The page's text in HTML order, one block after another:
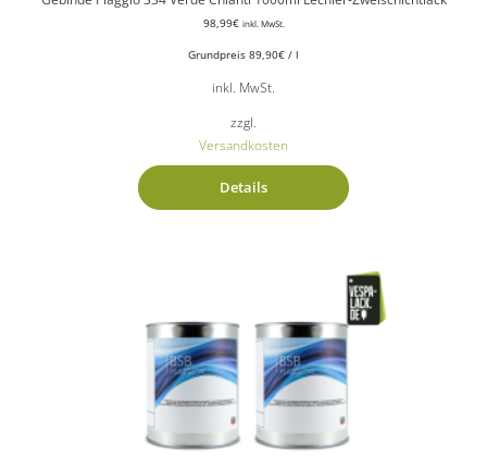
98,99€ inkl. MwSt.
Grundpreis 89,90€ / l
inkl. MwSt.
zzgl.
Versandkosten
Details